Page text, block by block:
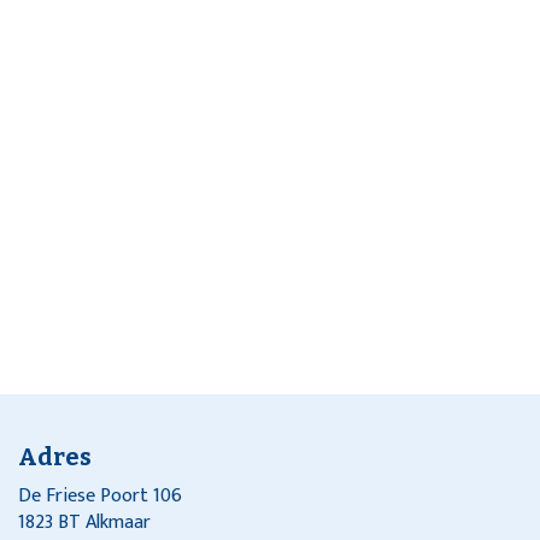
Adres
De Friese Poort 106
1823 BT Alkmaar